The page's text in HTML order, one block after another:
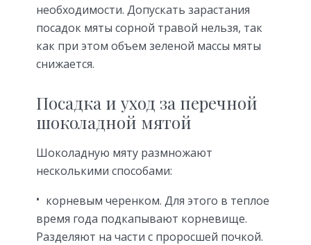
необходимости. Допускать зарастания
посадок мяты сорной травой нельзя, так
как при этом объем зеленой массы мяты
снижается.
Посадка и уход за перечной
шоколадной мятой
Шоколадную мяту размножают
несколькими способами:
корневым черенком. Для этого в теплое
время года подкапывают корневище.
Разделяют на части с проросшей почкой.